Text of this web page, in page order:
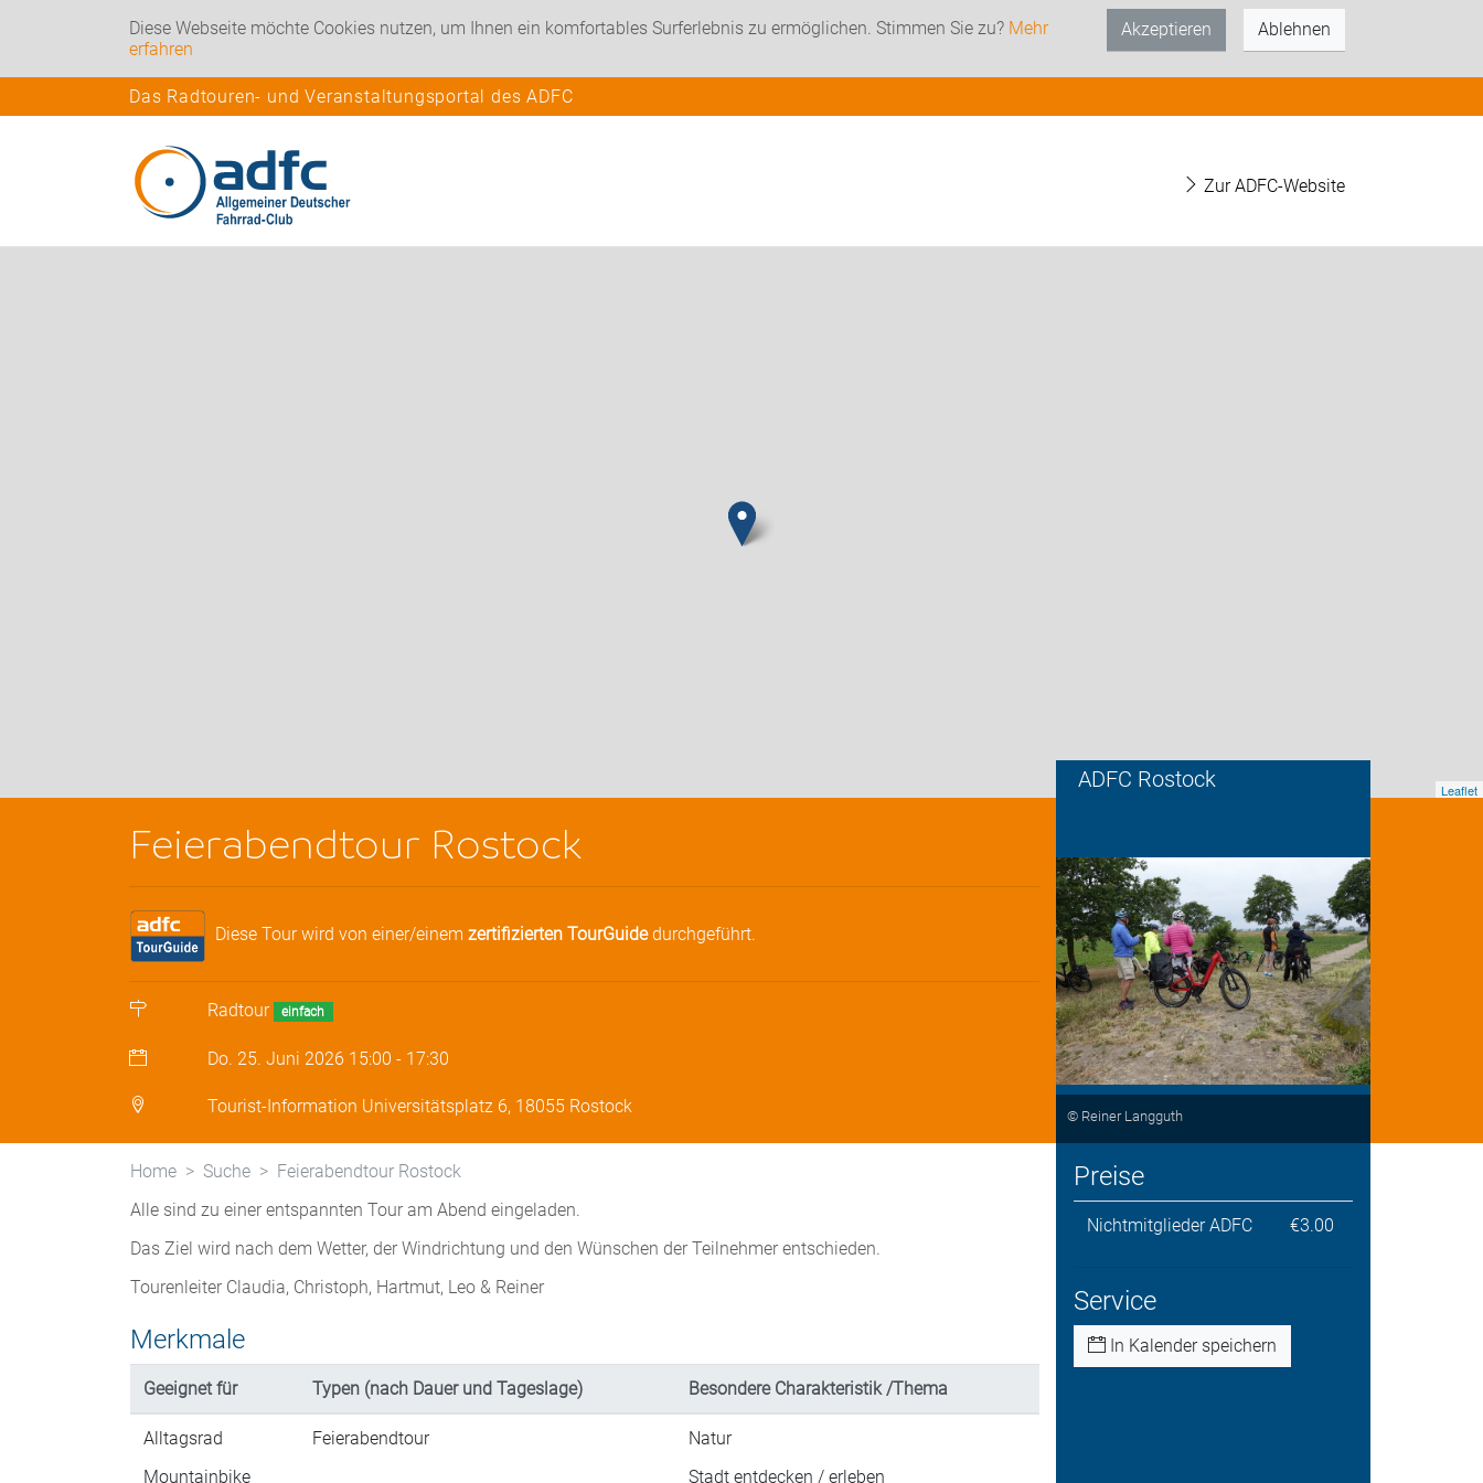
Diese Webseite möchte Cookies nutzen, um Ihnen ein komfortables Surferlebnis zu ermöglichen. Stimmen Sie zu? Mehr
erfahren
Akzeptieren Ablehnen
Das Radtouren- und Veranstaltungsportal des ADFC
Zur ADFC-Website
Leaflet
ADFC Rostock
Feierabendtour Rostock
Diese Tour wird von einer/einem zertifizierten TourGuidedurchgeführt.
Radtour einfach
Do. 25. Juni 2026 15:00 - 17:30
Tourist-Information Universitätsplatz 6, 18055 Rostock © Reiner Langguth
Preise
Nichtmitglieder ADFC €3.00
Service
In Kalender speichern
Home Suche
Feierabendtour Rostock
Alle sind zu einer entspannten Tour am Abend eingeladen.
Das Ziel wird nach dem Wetter, der Windrichtung und den Wünschen der Teilnehmer entschieden.
Tourenleiter Claudia, Christoph, Hartmut, Leo & Reiner
Merkmale
Geeignet für Typen (nach Dauer und Tageslage) Besondere Charakteristik /Thema
Alltagsrad
Mountainbike
Feierabendtour
Natur
Stadt entdecken / erleben